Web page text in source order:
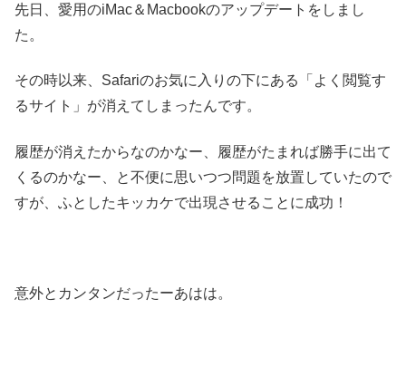
先日、愛用のiMac＆Macbookのアップデートをしまし
た。
その時以来、Safariのお気に入りの下にある「よく閲覧す
るサイト」が消えてしまったんです。
履歴が消えたからなのかなー、履歴がたまれば勝手に出て
くるのかなー、と不便に思いつつ問題を放置していたので
すが、ふとしたキッカケで出現させることに成功！
意外とカンタンだったーあはは。